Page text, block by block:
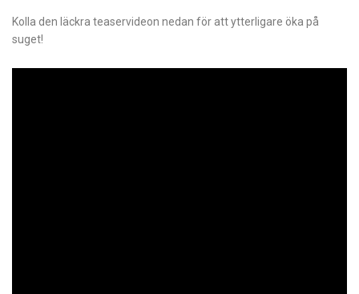
Kolla den läckra teaservideon nedan för att ytterligare öka på
suget!